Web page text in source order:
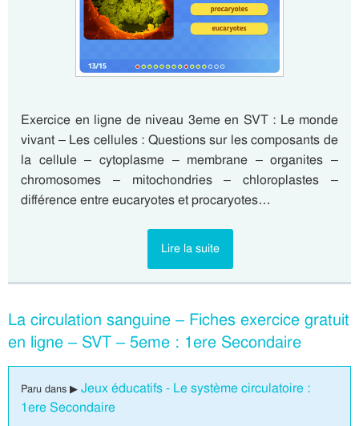
Exercice en ligne de niveau 3eme en SVT : Le monde
vivant – Les cellules : Questions sur les composants de
la cellule – cytoplasme – membrane – organites –
chromosomes – mitochondries – chloroplastes –
différence entre eucaryotes et procaryotes…
Lire la suite
La circulation sanguine – Fiches exercice gratuit
en ligne – SVT – 5eme : 1ere Secondaire
Paru dans ▶ Jeux éducatifs - Le système circulatoire :
1ere Secondaire